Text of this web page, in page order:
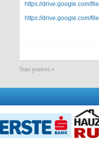
https://drive.google.com/
https://drive.google.com/
Stari postovi «